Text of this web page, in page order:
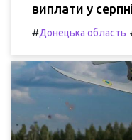
виплати у
#Донецька область